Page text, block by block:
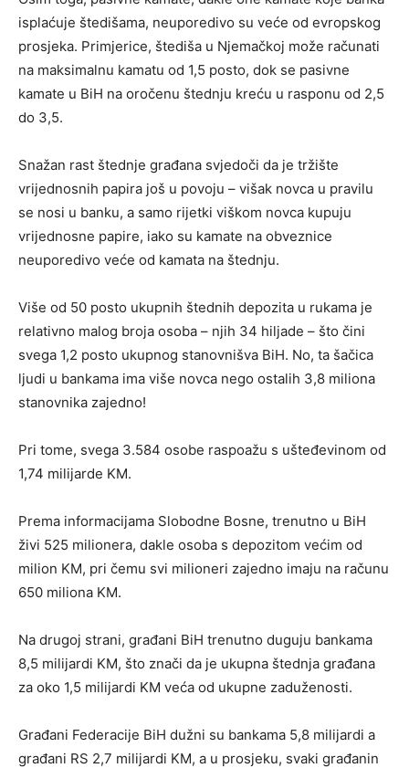
isplaćuje štedišama, neuporedivo su veće od evropskog
prosjeka. Primjerice, štediša u Njemačkoj može računati
na maksimalnu kamatu od 1,5 posto, dok se pasivne
kamate u BiH na oročenu štednju kreću u rasponu od 2,5
do 3,5.
Snažan rast štednje građana svjedoči da je tržište
vrijednosnih papira još u povoju – višak novca u pravilu
se nosi u banku, a samo rijetki viškom novca kupuju
vrijednosne papire, iako su kamate na obveznice
neuporedivo veće od kamata na štednju.
Više od 50 posto ukupnih štednih depozita u rukama je
relativno malog broja osoba – njih 34 hiljade – što čini
svega 1,2 posto ukupnog stanovnišva BiH. No, ta šačica
ljudi u bankama ima više novca nego ostalih 3,8 miliona
stanovnika zajedno!
Pri tome, svega 3.584 osobe raspoažu s ušteđevinom od
1,74 milijarde KM.
Prema informacijama Slobodne Bosne, trenutno u BiH
živi 525 milionera, dakle osoba s depozitom većim od
milion KM, pri čemu svi milioneri zajedno imaju na računu
650 miliona KM.
Na drugoj strani, građani BiH trenutno duguju bankama
8,5 milijardi KM, što znači da je ukupna štednja građana
za oko 1,5 milijardi KM veća od ukupne zaduženosti.
Građani Federacije BiH dužni su bankama 5,8 milijardi a
građani RS 2,7 milijardi KM, a u prosjeku, svaki građanin